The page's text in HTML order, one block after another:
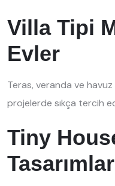
Villa Tipi
Evler
Teras, veranda ve
projelerde sıkça tercih
Tiny
Tasarımlar